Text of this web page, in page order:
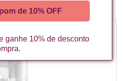
de 10% OFF
ganhe 10% de desconto
CONTROL 150ML LA VERTUAN* (A)